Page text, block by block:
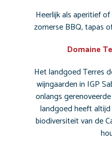
Heerlijk als aperitief
zomerse BBQ, tapas
Domaine
Het landgoed Terres
wijngaarden in IGP
onlangs
landgoed heeft
biodiversiteit van de